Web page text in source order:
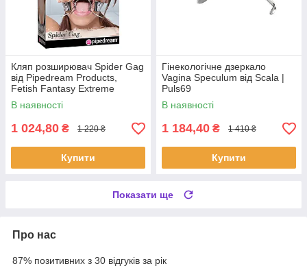
Кляп розширювач Spider Gag
від Pipedream Products,
Fetish Fantasy Extreme
Collection | Puls69
В наявності
1 024,80 ₴ 1 220 ₴
Купити
Гінекологічне дзеркало
Vagina Speculum від Scala |
Puls69
В наявності
1 184,40 ₴ 1 410 ₴
Купити
Показати ще
Про нас
87% позитивних з 30 відгуків за рік